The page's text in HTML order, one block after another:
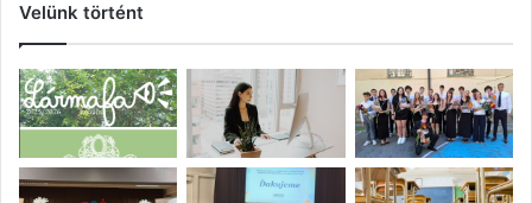
Velünk történt